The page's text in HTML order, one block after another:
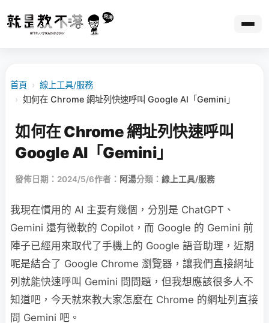
首頁 › 線上工具/服務
› 如何在 Chrome 網址列快速呼叫 Google AI「Gemini」
如何在 Chrome 網址列快速呼叫
Google AI「Gemini」
發佈日期：2024/5/6作者： 阿湯分類： 線上工具/服務
我現在慣用的 AI 主要有幾個，分別是 ChatGPT、
Gemini 還有微軟的 Copilot，而 Google 的 Gemini 前
陣子已經用來取代了手機上的 Google 語音助理，近期
呢是結合了 Google Chrome 瀏覽器，讓我們直接網址
列就能快速呼叫 Gemini 問問題，但我想應該很多人不
知道吧，今天就來教大家怎麼在 Chrome 的網址列直接
問 Gemini 吧。